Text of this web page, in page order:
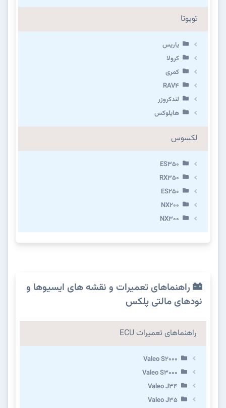
تویوتا
یاریس
کرولا
کمری
RAV4
لندکروزر
هایلوکس
لکسوس
ES350
RX350
ES250
NX200
NX300
راهنماهای تعمیرات و نقشه های ایسیوها و
نودهای مالتی پلکس
راهنماهای تعمیرات ECU
Valeo S2000
Valeo S3000
Valeo J34
Valeo J35